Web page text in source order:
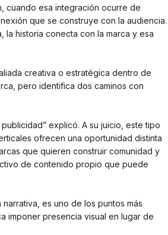
cuando esa integración ocurre de
que se construye con la audiencia.
la historia conecta con la marca y esa
creativa o estratégica dentro de
pero identifica dos caminos con
explicó. A su juicio, este tipo
ofrecen una oportunidad distinta
que quieren construir comunidad y
de contenido propio que puede
es uno de los puntos más
imponer presencia visual en lugar de